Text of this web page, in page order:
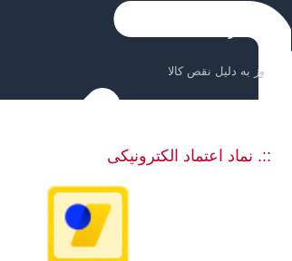
ضمانت بازگشت کالا
::. نماد اعتماد الکترونیکی